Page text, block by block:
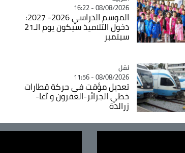
08/08/2026 - 16:22
الموسم الدراسي 2026- 2027:
دخول التلاميذ سيكون يوم الـ21
سبتمبر
Catégorie
نقل
08/08/2026 - 11:56
تعديل مؤقت في حركة قطارات
خطي الجزائر-العفرون و آغا-
زرالدة